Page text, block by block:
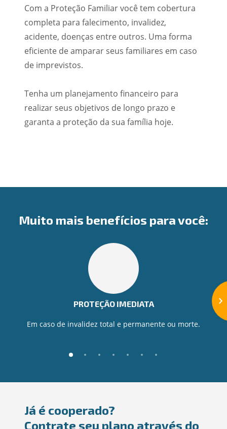
Com a Proteção Familiar você tem cobertura
completa para falecimento, invalidez,
acidente, doenças entre outros. Uma forma
eficiente de amparar seus familiares em caso
de imprevistos.
Tenha um planejamento financeiro para
realizar seus objetivos de longo prazo e
garanta a proteção da sua família hoje.
Muito mais benefícios para você:
PROTEÇÃO IMEDIATA
Em caso de invalidez total e permanente ou morte.
Já é cooperado?
Contrate seu plano através do